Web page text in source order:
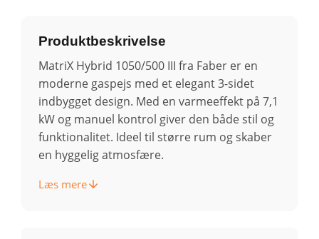
Produktbeskrivelse
MatriX Hybrid 1050/500 III fra Faber er en
moderne gaspejs med et elegant 3-sidet
indbygget design. Med en varmeeffekt på 7,1
kW og manuel kontrol giver den både stil og
funktionalitet. Ideel til større rum og skaber
en hyggelig atmosfære.
Læs mere